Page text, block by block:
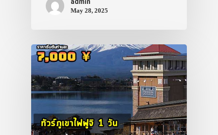
May 28, 2025